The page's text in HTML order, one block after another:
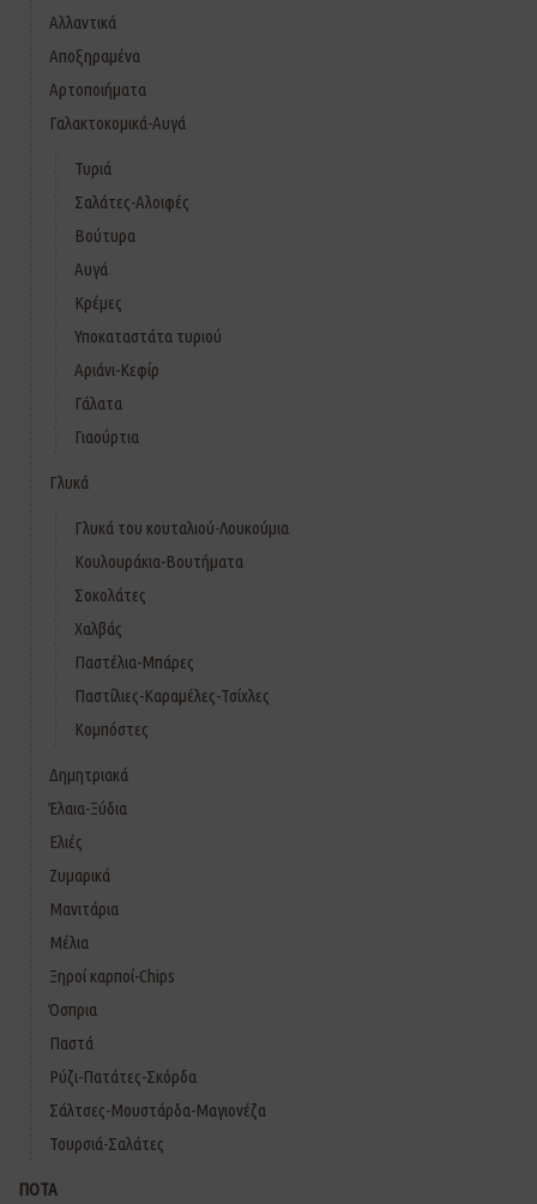
Αλλαντικά
Αποξηραμένα
Αρτοποιήματα
Γαλακτοκομικά-Αυγά
Τυριά
Σαλάτες-Αλοιφές
Βούτυρα
Αυγά
Κρέμες
Υποκαταστάτα τυριού
Αριάνι-Κεφίρ
Γάλατα
Γιαούρτια
Γλυκά
Γλυκά του κουταλιού-Λουκούμια
Κουλουράκια-Βουτήματα
Σοκολάτες
Χαλβάς
Παστέλια-Μπάρες
Παστίλιες-Καραμέλες-Τσίχλες
Κομπόστες
Δημητριακά
Έλαια-Ξύδια
Ελιές
Ζυμαρικά
Μανιτάρια
Μέλια
Ξηροί καρποί-Chips
Όσπρια
Παστά
Ρύζι-Πατάτες-Σκόρδα
Σάλτσες-Μουστάρδα-Μαγιονέζα
Τουρσιά-Σαλάτες
ΠΟΤΑ